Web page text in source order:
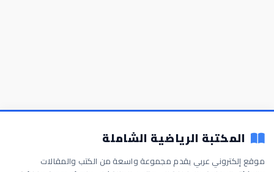
المكتبة الرياضية الشاملة
موقع إلكتروني عربي يقدم مجموعة واسعة من الكتب والمقالات